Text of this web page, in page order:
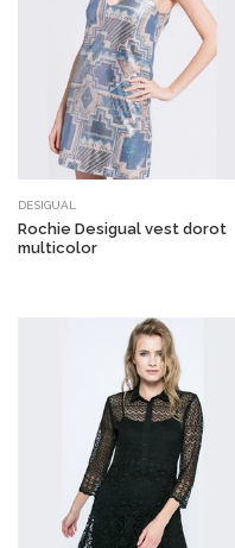
DESIGUAL
Rochie Desigual vest dorot
multicolor